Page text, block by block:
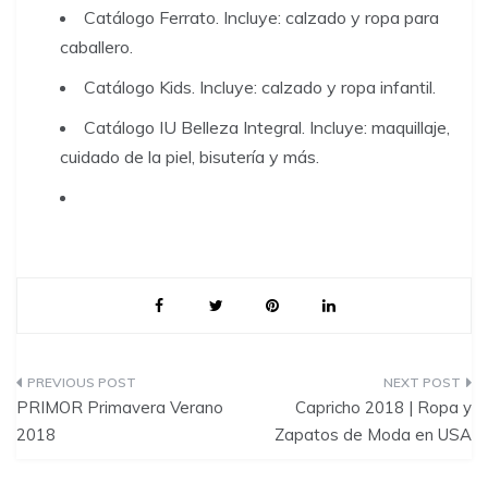
Catálogo Ferrato. Incluye: calzado y ropa para
caballero.
Catálogo Kids. Incluye: calzado y ropa infantil.
Catálogo IU Belleza Integral. Incluye: maquillaje,
cuidado de la piel, bisutería y más.
P
o
PRIMOR Primavera Verano
2018
Capricho 2018 | Ropa y
Zapatos de Moda en USA